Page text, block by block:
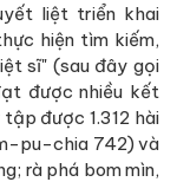
liệt triển khai
hiện tìm kiếm,
sĩ" (sau đây gọi
được nhiều kết
được 1.312 hài
pu-chia 742) và
rà phá bom mìn,